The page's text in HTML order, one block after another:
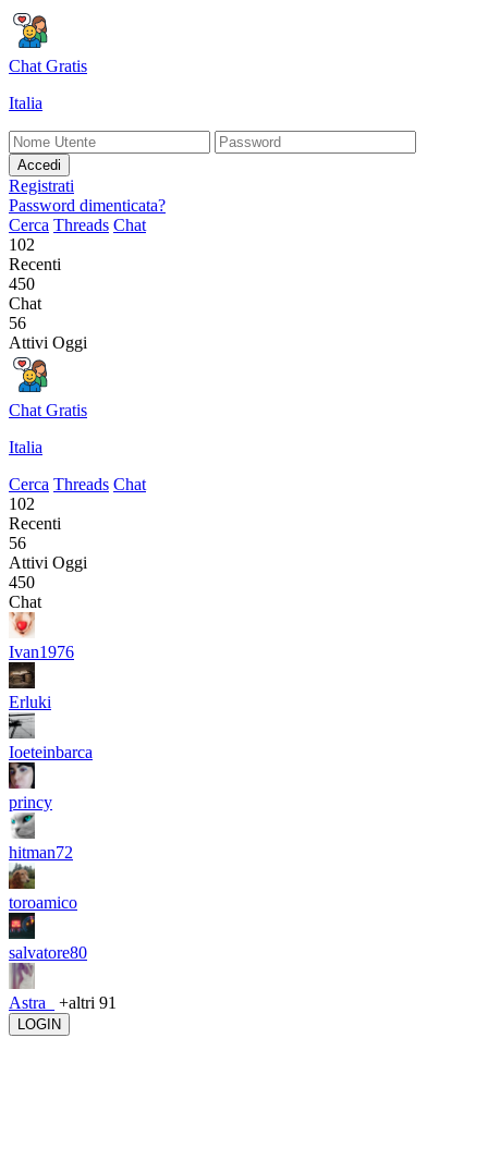
Chat Gratis
Italia
Accedi
Registrati
Password dimenticata?
Cerca Threads Chat
102
Recenti
450
Chat
56
Attivi Oggi
Chat Gratis
Italia
Cerca Threads Chat
102
Recenti
56
Attivi Oggi
450
Chat
Ivan1976
Erluki
Ioeteinbarca
princy
hitman72
toroamico
salvatore80
Astra_ +altri 91
LOGIN